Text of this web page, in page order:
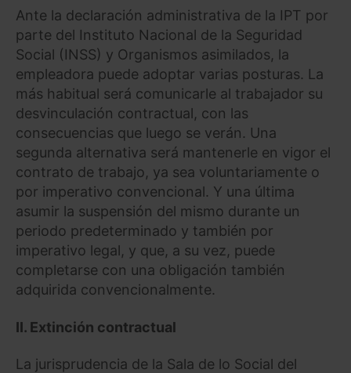
Ante la declaración administrativa de la IPT por
parte del Instituto Nacional de la Seguridad
Social (INSS) y Organismos asimilados, la
empleadora puede adoptar varias posturas. La
más habitual será comunicarle al trabajador su
desvinculación contractual, con las
consecuencias que luego se verán. Una
segunda alternativa será mantenerle en vigor el
contrato de trabajo, ya sea voluntariamente o
por imperativo convencional. Y una última
asumir la suspensión del mismo durante un
periodo predeterminado y también por
imperativo legal, y que, a su vez, puede
completarse con una obligación también
adquirida convencionalmente.
II. Extinción contractual
La jurisprudencia de la Sala de lo Social del